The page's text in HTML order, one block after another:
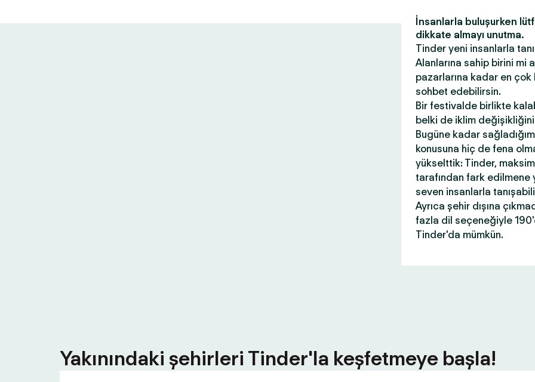
İnsanlarla buluşurken
dikkate almayı unutma.
Tinder yeni insanlarla
Alanlarına sahip birini mi
pazarlarına kadar en çok
sohbet edebilirsin.
Bir festivalde birlikte
belki de iklim
Bugüne kadar
konusuna hiç de fena
yükselttik: Tinder,
tarafından fark edilmene
seven insanlarla
Ayrıca şehir dışına
fazla dil seçeneğiyle
Tinder'da mümkün.
Yakınındaki şehirleri Tinder'la keşfetmeye başla!